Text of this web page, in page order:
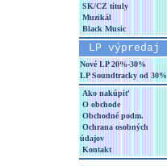
SK/CZ tituly
Muzikál
Black Music
LP výpredaj
Nové LP 20%-30%
LP Soundtracky od 30%
Ako nakúpiť
O obchode
Obchodné podm.
Ochrana osobných
údajov
Kontakt